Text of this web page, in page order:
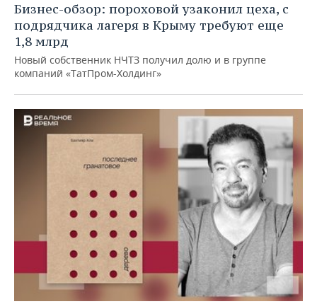
Бизнес-обзор: пороховой узаконил цеха, с
подрядчика лагеря в Крыму требуют еще
1,8 млрд
Новый собственник НЧТЗ получил долю и в группе
компаний «ТатПром-Холдинг»